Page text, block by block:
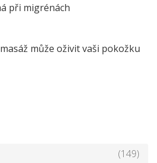
při migrénách
může oživit vaši pokožku
(149)